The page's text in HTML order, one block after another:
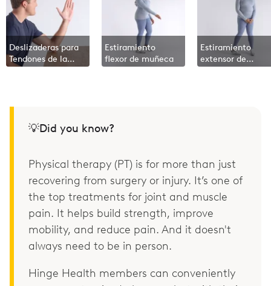
Deslizaderas para
Tendones de la
Estiramiento
flexor de muñeca
Estiramiento
extensor de
💡Did you know?
Physical therapy (PT) is for more than just
recovering from surgery or injury. It’s one of
the top treatments for joint and muscle
pain. It helps build strength, improve
mobility, and reduce pain. And it doesn't
always need to be in person.
Hinge Health members can conveniently